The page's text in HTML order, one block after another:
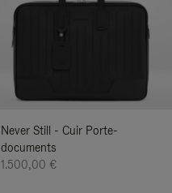
Never Still - Cuir Porte-
documents
1.500,00 €